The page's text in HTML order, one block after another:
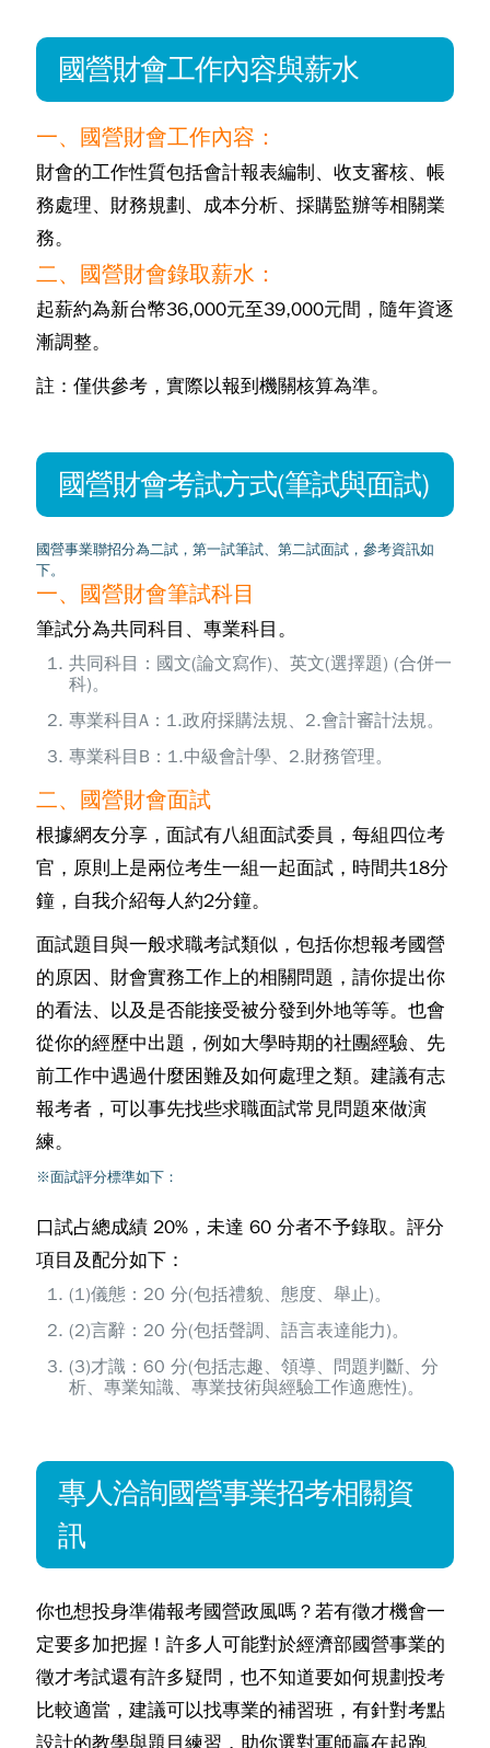
國營財會工作內容與薪水
一、國營財會工作內容：
財會的工作性質包括會計報表編制、收支審核、帳
務處理、財務規劃、成本分析、採購監辦等相關業
務。
二、國營財會錄取薪水：
起薪約為新台幣36,000元至39,000元間，隨年資逐
漸調整。
註：僅供參考，實際以報到機關核算為準。
國營財會考試方式(筆試與面試)
國營事業聯招分為二試，第一試筆試、第二試面試，參考資訊如
下。
一、國營財會筆試科目
筆試分為共同科目、專業科目。
共同科目：國文(論文寫作)、英文(選擇題) (合併一
科)。
專業科目A：1.政府採購法規、2.會計審計法規。
專業科目B：1.中級會計學、2.財務管理。
二、國營財會面試
根據網友分享，面試有八組面試委員，每組四位考
官，原則上是兩位考生一組一起面試，時間共18分
鐘，自我介紹每人約2分鐘。
面試題目與一般求職考試類似，包括你想報考國營
的原因、財會實務工作上的相關問題，請你提出你
的看法、以及是否能接受被分發到外地等等。也會
從你的經歷中出題，例如大學時期的社團經驗、先
前工作中遇過什麼困難及如何處理之類。建議有志
報考者，可以事先找些求職面試常見問題來做演
練。
※面試評分標準如下：
口試占總成績 20%，未達 60 分者不予錄取。評分
項目及配分如下：
(1)儀態：20 分(包括禮貌、態度、舉止)。
(2)言辭：20 分(包括聲調、語言表達能力)。
(3)才識：60 分(包括志趣、領導、問題判斷、分
析、專業知識、專業技術與經驗工作適應性)。
專人洽詢國營事業招考相關資
訊
你也想投身準備報考國營政風嗎？若有徵才機會一
定要多加把握！許多人可能對於經濟部國營事業的
徵才考試還有許多疑問，也不知道要如何規劃投考
比較適當，建議可以找專業的補習班，有針對考點
設計的教學與題目練習，助你選對軍師贏在起跑